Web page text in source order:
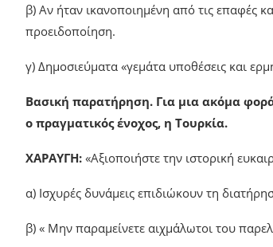
β) Αν ήταν ικανοποιημένη από τις επαφές
προειδοποίηση.
γ) Δημοσιεύματα «γεμάτα υποθέσεις και
Βασική παρατήρηση. Για μια ακόμα
ο πραγματικός ένοχος, η Τουρκία.
ΧΑΡΑΥΓΗ: «Αξιοποιήστε την ιστορική
α) Ισχυρές δυνάμεις επιδιώκουν τη
β) « Μην παραμείνετε αιχμάλωτοι του